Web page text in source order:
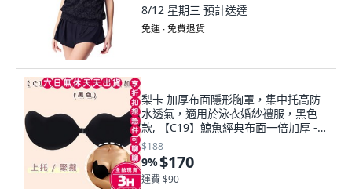
8/12 星期三 預計送達
免運 ∙ 免費退貨
梨卡 加厚布面隱形胸罩，集中托高防
水透氣，適用於泳衣婚紗禮服，黑色
款, 【C19】鯨魚經典布面一倍加厚 -
黑色, 黑色
$188
9%$170
運費 $90